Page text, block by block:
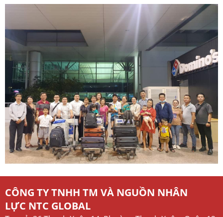
CÔNG TY TNHH TM VÀ NGUỒN NHÂN
LỰC NTC GLOBAL